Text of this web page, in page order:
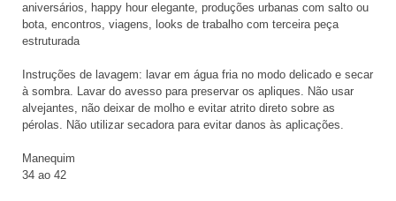
aniversários, happy hour elegante, produções urbanas com salto ou
bota, encontros, viagens, looks de trabalho com terceira peça
estruturada
Instruções de lavagem: lavar em água fria no modo delicado e secar
à sombra. Lavar do avesso para preservar os apliques. Não usar
alvejantes, não deixar de molho e evitar atrito direto sobre as
pérolas. Não utilizar secadora para evitar danos às aplicações.
Manequim
34 ao 42